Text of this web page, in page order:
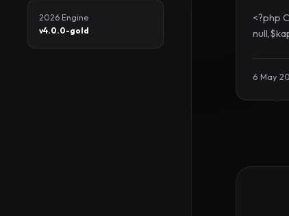
2026 Engine
v4.0.0-gold
<?php Class Etiket{ var
6 May